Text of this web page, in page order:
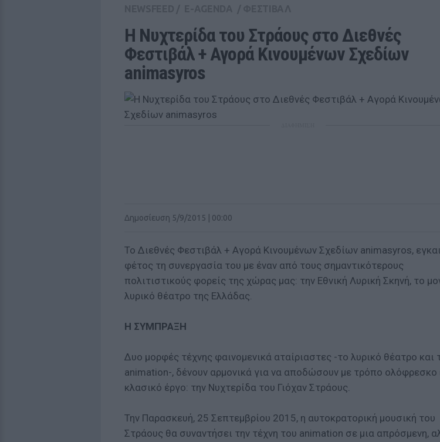
Η Νυχτερίδα του Στράους στο Διεθνές
Φεστιβάλ + Αγορά Κινουμένων Σχεδίων
animasyros
Δημοσίευση 5/9/2015 | 00:00
Το Διεθνές Φεστιβάλ + Αγορά Κινουμένων Σχεδίων animasyros,
φέτος τη συνεργασία του με έναν από τους σημαντικότερους
πολιτιστικούς φορείς της χώρας μας: την Εθνική Λυρική Σκηνή, το
λυρικό θέατρο της Ελλάδας.
Η ΣΥΜΠΡΑΞΗ
Δυο μορφές τέχνης φαινομενικά αταίριαστες -το λυρικό θέατρο και
animation-, δένουν αρμονικά για να αποδώσουν με τρόπο ολόφρεσκο
κλασικό έργο: την Νυχτερίδα του Γιόχαν Στράους.
Την Παρασκευή, 25 Σεπτεμβρίου 2015, η αυτοκρατορική μουσική του
Στράους θα συναντήσει την τέχνη του animation σε μια απρόσμενη,